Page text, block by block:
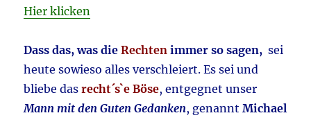
Hier klicken
Dass das, was dieRechten immer so sagen, sei
heute sowieso alles verschleiert. Es sei und
bliebe dasrecht´s`e Böse, entgegnet unser
Mann mit den Guten Gedanken, genanntMichael